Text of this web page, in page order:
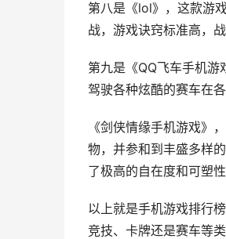
第八是《lol》，这款游
战，游戏诀窍标准高，
第九是《QQ飞车手机
驾驶各种炫酷的赛车在
《剑侠情缘手机游戏》
物，并参和到丰盛多样
了极高的自在度和可塑性
以上就是手机游戏排行
竞技、卡牌还是赛车等